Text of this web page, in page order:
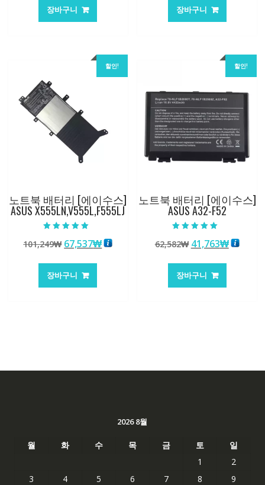
가
격:
장바구니
가
격:
장바구니
할인!
노트북 배터리 [에이수스]
ASUS X555LN,V555L,F555LJ
5.00
로 평가됨
101,249₩ 원
가
격:
67,537₩현
장바구니
할인!
노트북 배터리 [에이수스]
ASUS A32-F52
5.00
로 평가됨
62,582₩ 원
가
격:
41,763₩현
장바구니
2026 8월
월 화 수 목 금 토
일
1
2
3
4 5 6 7 8
9